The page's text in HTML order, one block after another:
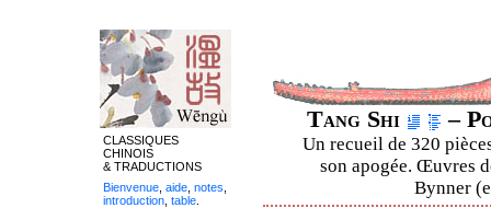
Tang Shi –
Un recueil de 320
son apogée. Œuvres
Bynner
CLASSIQUES
CHINOIS
& TRADUCTIONS
Bienvenue aide notes
introduction table